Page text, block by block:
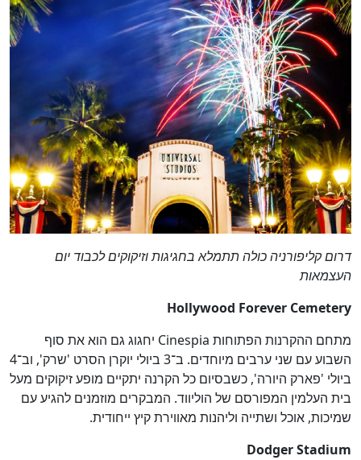
דרום קליפורניה כולה תתמלא בחגיגות וזיקוקים לכבוד יום
העצמאות
Hollywood Forever Cemetery
מתחם ההקרנות הפתוחות Cinespia יחגוג גם הוא את סוף
השבוע עם שני ערבים מיוחדים. ב־3 ביולי יוקרן הסרט 'שרק', וב־4
ביולי 'פארק היורה', כשבסיום כל הקרנה יתקיים מופע זיקוקים מעל
בית העלמין המפורסם של הוליווד. המבקרים מוזמנים להגיע עם
שמיכות, אוכל ושתייה וליהנות מאווירת קיץ ייחודית.
Dodger Stadium